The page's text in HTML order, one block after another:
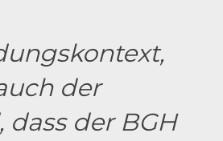
der
dass der BGH